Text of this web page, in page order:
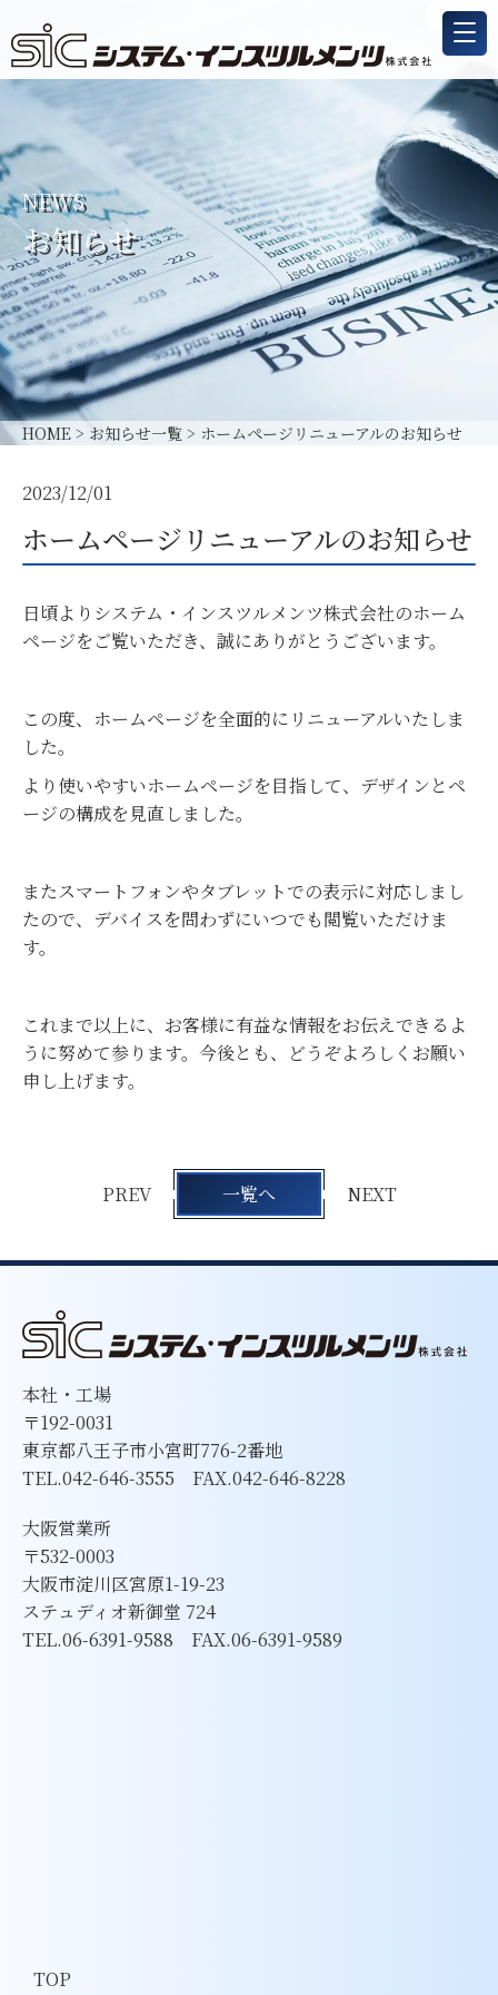
NEWS
お知らせ
HOME > お知らせ一覧 > ホームページリニューアルのお知らせ
2023/12/01
ホームページリニューアルのお知らせ
日頃よりシステム・インスツルメンツ株式会社のホーム
ページをご覧いただき、誠にありがとうございます。
この度、ホームページを全面的にリニューアルいたしま
した。
より使いやすいホームページを目指して、デザインとペ
ージの構成を見直しました。
またスマートフォンやタブレットでの表示に対応しまし
たので、デバイスを問わずにいつでも閲覧いただけま
す。
これまで以上に、お客様に有益な情報をお伝えできるよ
うに努めて参ります。今後とも、どうぞよろしくお願い
申し上げます。
PREV 一覧へ NEXT
本社・工場
〒192-0031
東京都八王子市小宮町776-2番地
TEL.042-646-3555 FAX.042-646-8228
大阪営業所
〒532-0003
大阪市淀川区宮原1-19-23
ステュディオ新御堂 724
TEL.06-6391-9588 FAX.06-6391-9589
TOP